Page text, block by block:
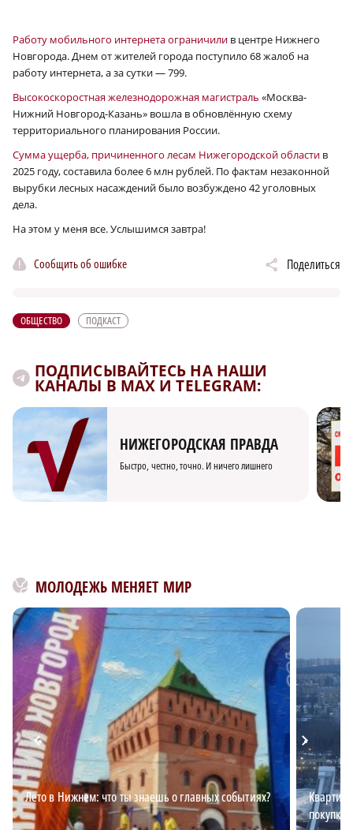
Работу мобильного интернета ограничили в центре Нижнего
Новгорода. Днем от жителей города поступило 68 жалоб на
работу интернета, а за сутки — 799.
Высокоскоростная железнодорожная магистраль «Москва-
Нижний Новгород-Казань» вошла в обновлённую схему
территориального планирования России.
Сумма ущерба, причиненного лесам Нижегородской области в
2025 году, составила более 6 млн рублей. По фактам незаконной
вырубки лесных насаждений было возбуждено 42 уголовных
дела.
На этом у меня все. Услышимся завтра!
Сообщить об ошибке Поделиться
ОБЩЕСТВО ПОДКАСТ
ПОДПИСЫВАЙТЕСЬ НА НАШИ
КАНАЛЫ В MAX И TELEGRAM:
НИЖЕГОРОДСКАЯ ПРАВДА
Быстро, честно, точно. И ничего лишнего
МОЛОДЕЖЬ МЕНЯЕТ МИР
Лето в Нижнем: что ты знаешь о главных событиях?